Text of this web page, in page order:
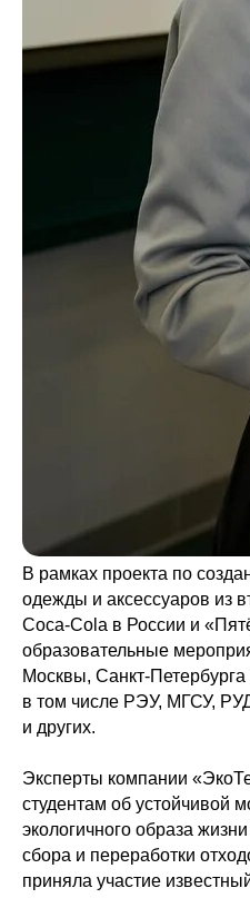
В рамках проекта по
одежды и аксессуаров из
Coca-Cola в России и
образовательные
Москвы, Санкт-
в том числе РЭУ, МГСУ,
и других.
Эксперты компании
студентам об устойчивой
экологичного образа
сбора и переработки
приняла участие